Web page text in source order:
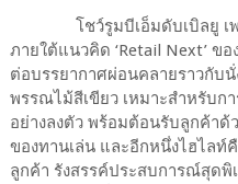
โชว์รูมบีเอ็มดับเบิลยู เพอ
ภายใต้แนวคิด ‘Retail Next’ ข
ต่อบรรยากาศผ่อนคลายราวกับ
พรรณไม้สีเขียว เหมาะสำหรับก
อย่างลงตัว พร้อมต้อนรับลูกค้าด้
ของทานเล่น และอีกหนึ่งไฮไล
ลูกค้า รังสรรค์ประสบการณ์สุด